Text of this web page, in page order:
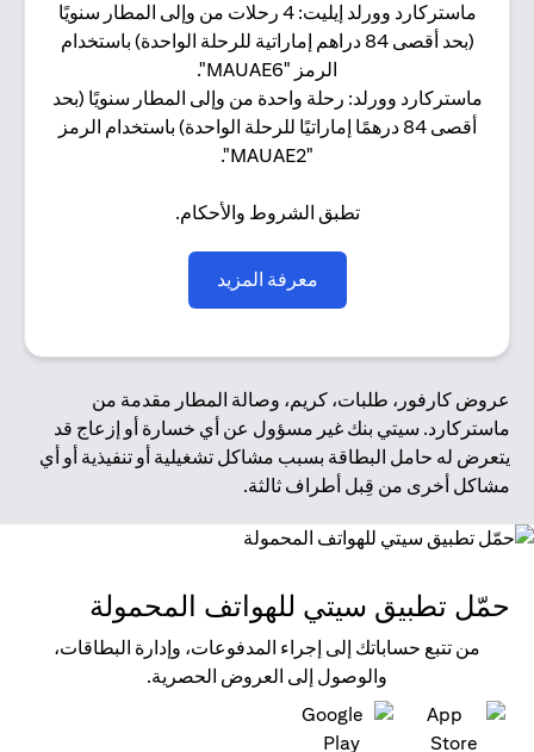
ماستركارد وورلد إيليت: 4 رحلات من وإلى المطار سنويًا
(بحد أقصى 84 دراهم إماراتية للرحلة الواحدة) باستخدام
الرمز "MAUAE6".
ماستركارد وورلد: رحلة واحدة من وإلى المطار سنويًا (بحد
أقصى 84 درهمًا إماراتيًا للرحلة الواحدة) باستخدام الرمز
"MAUAE2".
تطبق الشروط والأحكام.
معرفة المزيد
عروض كارفور، طلبات، كريم، وصالة المطار مقدمة من
ماستركارد. سيتي بنك غير مسؤول عن أي خسارة أو إزعاج قد
يتعرض له حامل البطاقة بسبب مشاكل تشغيلية أو تنفيذية أو أي
مشاكل أخرى من قِبل أطراف ثالثة.
حمّل تطبيق سيتي للهواتف المحمولة
من تتبع حساباتك إلى إجراء المدفوعات، وإدارة البطاقات،
والوصول إلى العروض الحصرية.